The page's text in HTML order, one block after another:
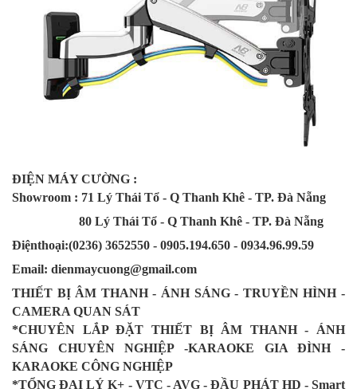
ĐIỆN MÁY CƯỜNG :
Showroom : 71 Lý Thái Tổ - Q Thanh Khê - TP. Đà Nẵng
80 Lý Thái Tổ - Q Thanh Khê - TP. Đà Nẵng
Điệnthoại:(0236) 3652550 - 0905.194.650 - 0934.96.99.59
Email: dienmaycuong@gmail.com
THIẾT BỊ ÂM THANH - ÁNH SÁNG - TRUYỀN HÌNH -
CAMERA QUAN SÁT
*CHUYÊN LẮP ĐẶT THIẾT BỊ ÂM THANH - ÁNH
SÁNG CHUYÊN NGHIỆP -KARAOKE GIA ĐÌNH -
KARAOKE CÔNG NGHIỆP
*TỔNG ĐẠI LÝ K+ - VTC - AVG - ĐẦU PHÁT HD - Smart